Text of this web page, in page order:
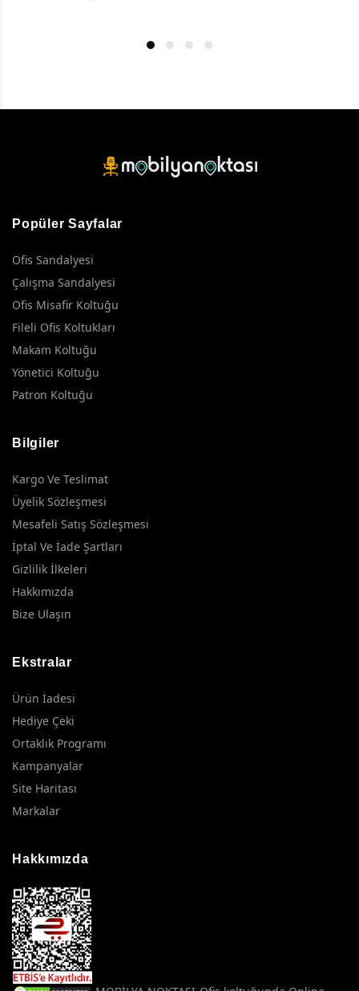
Popüler Sayfalar
Ofis Sandalyesi
Çalışma Sandalyesi
Ofis Misafir Koltuğu
Fileli Ofis Koltukları
Makam Koltuğu
Yönetici Koltuğu
Patron Koltuğu
Bilgiler
Kargo Ve Teslimat
Üyelik Sözleşmesi
Mesafeli Satış Sözleşmesi
İptal Ve İade Şartları
Gizlilik İlkeleri
Hakkımızda
Bize Ulaşın
Ekstralar
Ürün İadesi
Hediye Çeki
Ortaklık Programı
Kampanyalar
Site Haritası
Markalar
Hakkımızda